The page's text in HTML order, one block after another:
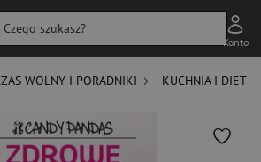
Czego szukasz?
Konto
WOLNY I PORADNIKI KUCHNIA I DIETY